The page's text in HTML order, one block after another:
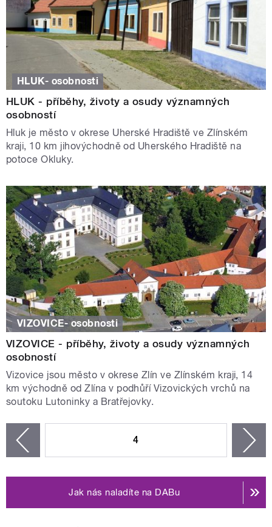
HLUK- osobnosti
HLUK - příběhy, životy a osudy významných
osobností
Hluk je město v okrese Uherské Hradiště ve Zlínském
kraji, 10 km jihovýchodně od Uherského Hradiště na
potoce Okluky.
VIZOVICE- osobnosti
VIZOVICE - příběhy, životy a osudy významných
osobností
Vizovice jsou město v okrese Zlín ve Zlínském kraji, 14
km východně od Zlína v podhůří Vizovických vrchů na
soutoku Lutoninky a Bratřejovky.
4
Jak nás naladíte na DABu